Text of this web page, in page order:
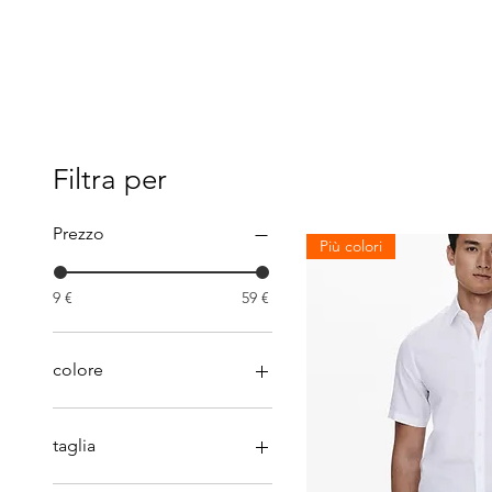
Filtra per
Prezzo
9 € 59 €
colore
azzurra
bianca
taglia
Più colori